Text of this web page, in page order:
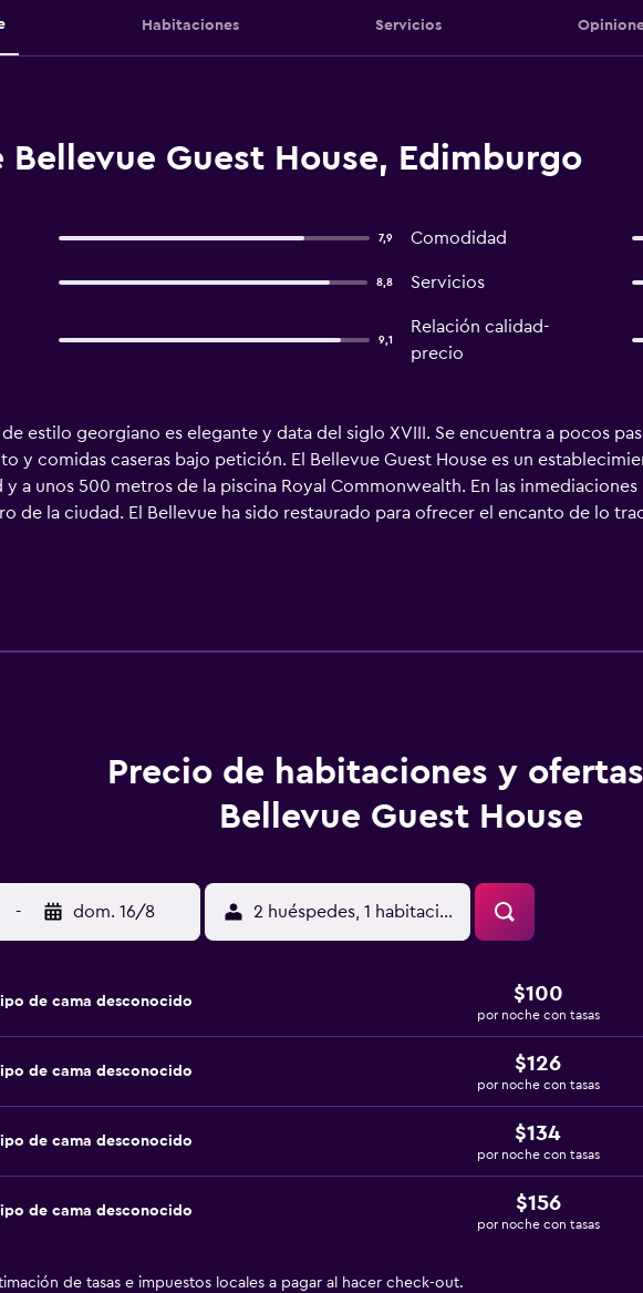
Habitaciones Servicios
Bellevue Guest House, Edimburgo
7,9 Comodidad
8,8 Servicios
9,1
Relación calidad-
precio
de estilo georgiano es elegante y data del siglo XVIII. Se encuentra a pocos
y comidas caseras bajo petición. El Bellevue Guest House es un
a unos 500 metros de la piscina Royal Commonwealth. En las inmediaciones
de la ciudad. El Bellevue ha sido restaurado para ofrecer el encanto de lo
Todas sus habitaciones disponen de baño privado.
Precio de habitaciones y
Bellevue Guest House
- dom. 16/8 2 huéspedes, 1 habitación
de cama desconocido $100
por noche con tasas
de cama desconocido $126
por noche con tasas
de cama desconocido $134
por noche con tasas
de cama desconocido $156
por noche con tasas
de tasas e impuestos locales a pagar al hacer check-out.